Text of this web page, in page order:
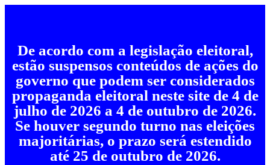
De acordo com a legislação eleitoral,
estão suspensos conteúdos de ações do
governo que podem ser considerados
propaganda eleitoral neste site de 4 de
julho de 2026 a 4 de outubro de 2026.
Se houver segundo turno nas eleições
majoritárias, o prazo será estendido
até 25 de outubro de 2026.